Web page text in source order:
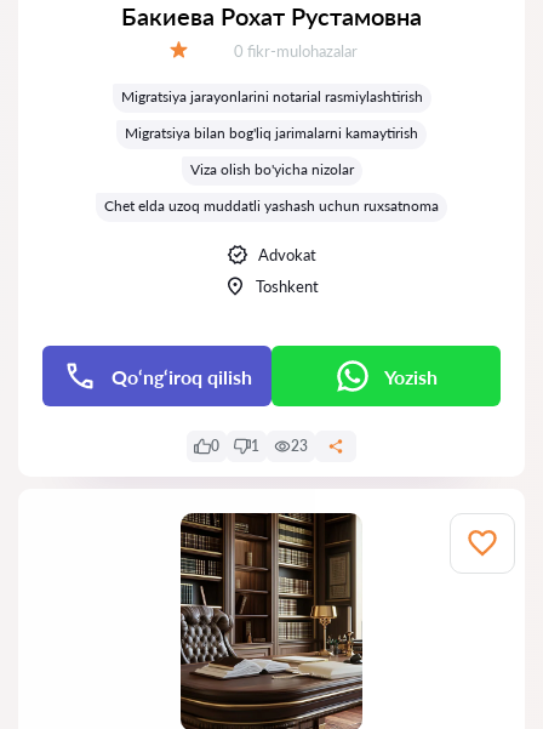
Бакиева Рохат Рустамовна
Fikrlar:
0 fikr-mulohazalar
Migratsiya jarayonlarini notarial rasmiylashtirish
Migratsiya bilan bog'liq jarimalarni kamaytirish
Viza olish bo'yicha nizolar
Chet elda uzoq muddatli yashash uchun ruxsatnoma
Advokat
Toshkent
Qo‘ng‘iroq qilish Yozish
0 1 23